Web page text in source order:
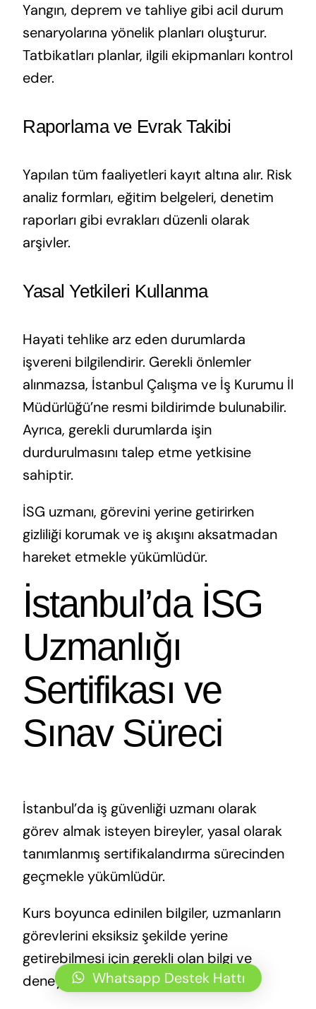
Yangın, deprem ve tahliye gibi acil durum
senaryolarına yönelik planları oluşturur.
Tatbikatları planlar, ilgili ekipmanları kontrol
eder.
Raporlama ve Evrak Takibi
Yapılan tüm faaliyetleri kayıt altına alır. Risk
analiz formları, eğitim belgeleri, denetim
raporları gibi evrakları düzenli olarak
arşivler.
Yasal Yetkileri Kullanma
Hayati tehlike arz eden durumlarda
işvereni bilgilendirir. Gerekli önlemler
alınmazsa, İstanbul Çalışma ve İş Kurumu İl
Müdürlüğü’ne resmi bildirimde bulunabilir.
Ayrıca, gerekli durumlarda işin
durdurulmasını talep etme yetkisine
sahiptir.
İSG uzmanı, görevini yerine getirirken
gizliliği korumak ve iş akışını aksatmadan
hareket etmekle yükümlüdür.
İstanbul’da İSG
Uzmanlığı
Sertifikası ve
Sınav Süreci
İstanbul’da iş güvenliği uzmanı olarak
görev almak isteyen bireyler, yasal olarak
tanımlanmış sertifikalandırma sürecinden
geçmekle yükümlüdür.
Kurs boyunca edinilen bilgiler, uzmanların
görevlerini eksiksiz şekilde yerine
getirebilmesi için gerekli olan bilgi ve
deneyim altyapısını sağlar.
Whatsapp Destek Hattı